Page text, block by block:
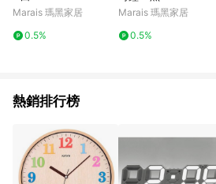
Marais 瑪黑家居
0.5%
Marais 瑪黑家居
0.5%
熱銷排行榜